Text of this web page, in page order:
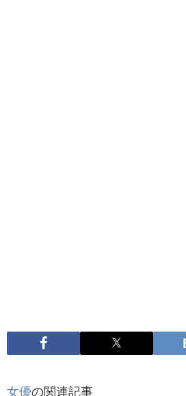
女優の関連記事